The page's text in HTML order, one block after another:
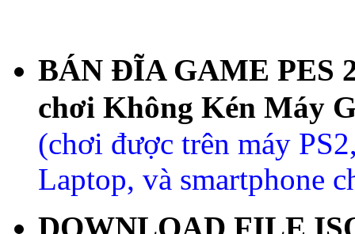
BÁN ĐĨA GAME PES
chơi Không Kén Máy
(chơi được trên máy
Laptop, và smartphone